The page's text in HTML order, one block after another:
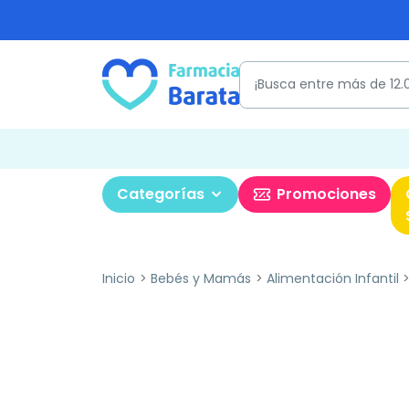
Categorías Promociones
Inicio Bebés y Mamás Alimentación Infantil